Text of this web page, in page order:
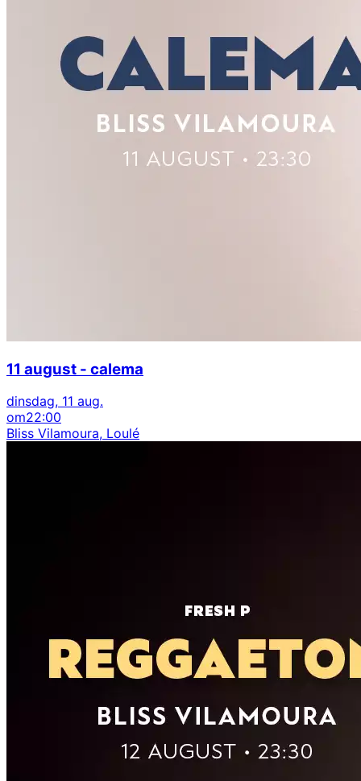
11 august - calema
dinsdag, 11 aug.
om22:00
Bliss Vilamoura, Loulé